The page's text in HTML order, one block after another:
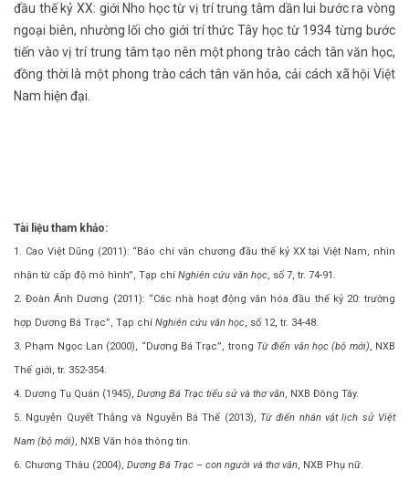
đầu thế kỷ XX: giới Nho học từ vị trí trung tâm dần lui bước ra vòng
ngoại biên, nhường lối cho giới trí thức Tây học từ 1934 từng bước
tiến vào vị trí trung tâm tạo nên một phong trào cách tân văn học,
đồng thời là một phong trào cách tân văn hóa, cải cách xã hội Việt
Nam hiện đại.
Tài liệu tham khảo:
1. Cao Việt Dũng (2011): “Báo chí văn chương đầu thế kỷ XX tại Việt Nam, nhìn
nhận từ cấp độ mô hình”, Tạp chí Nghiên cứu văn học, số 7, tr. 74-91.
2. Đoàn Ánh Dương (2011): “Các nhà hoạt động văn hóa đầu thế kỷ 20: trường
hợp Dương Bá Trạc”, Tạp chí Nghiên cứu văn học, số 12, tr. 34-48.
3. Phạm Ngọc Lan (2000), “Dương Bá Trạc”, trong Từ điển văn học (bộ mới), NXB
Thế giới, tr. 352-354.
4. Dương Tụ Quán (1945), Dương Bá Trạc tiểu sử và thơ văn, NXB Đông Tây.
5. Nguyễn Quyết Thắng và Nguyễn Bá Thế (2013), Từ điển nhân vật lịch sử Việt
Nam (bộ mới), NXB Văn hóa thông tin.
6. Chương Thâu (2004), Dương Bá Trạc – con người và thơ văn, NXB Phụ nữ.